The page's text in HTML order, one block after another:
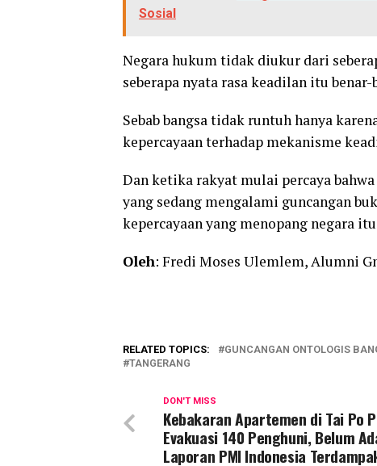
Sosial
Negara hukum tidak diukur dari
seberapa nyata rasa keadilan itu
Sebab bangsa tidak runtuh hanya
kepercayaan terhadap mekanisme
Dan ketika rakyat mulai percaya
yang sedang mengalami guncangan
kepercayaan yang menopang negara
Oleh: Fredi Moses Ulemlem, Alumni
RELATED TOPICS:
GUNCANGAN ONTOLOGIS
TANGERANG
DON'T MISS
Kebakaran Apartemen di Tai Po
Evakuasi 140 Penghuni, Belum
Laporan PMI Indonesia